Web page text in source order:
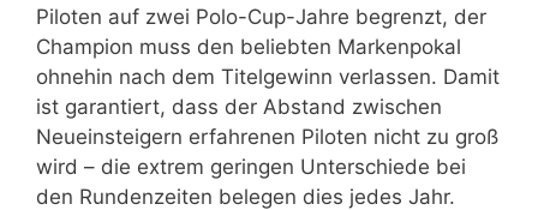
Piloten auf zwei Polo-Cup-Jahre begrenzt, der
Champion muss den beliebten Markenpokal
ohnehin nach dem Titelgewinn verlassen. Damit
ist garantiert, dass der Abstand zwischen
Neueinsteigern erfahrenen Piloten nicht zu groß
wird – die extrem geringen Unterschiede bei
den Rundenzeiten belegen dies jedes Jahr.